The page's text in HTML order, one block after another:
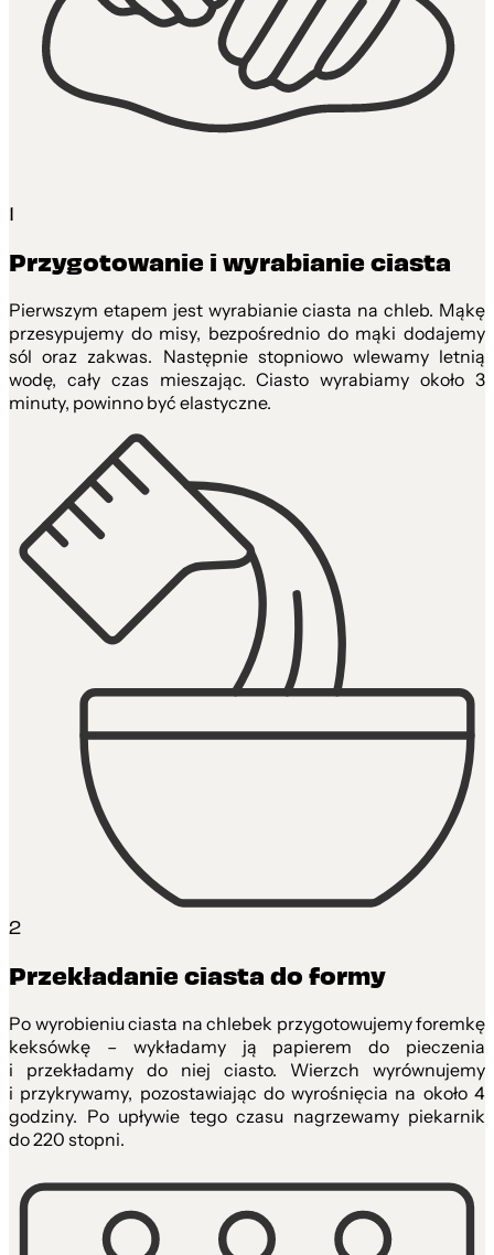
1
Przygotowanie i wyrabianie ciasta
Pierwszym etapem jest wyrabianie ciasta na chleb. Mąkę
przesypujemy do misy, bezpośrednio do mąki dodajemy
sól oraz zakwas. Następnie stopniowo wlewamy letnią
wodę, cały czas mieszając. Ciasto wyrabiamy około 3
minuty, powinno być elastyczne.
2
Przekładanie ciasta do formy
Po wyrobieniu ciasta na chlebek przygotowujemy foremkę
keksówkę – wykładamy ją papierem do pieczenia
i przekładamy do niej ciasto. Wierzch wyrównujemy
i przykrywamy, pozostawiając do wyrośnięcia na około 4
godziny. Po upływie tego czasu nagrzewamy piekarnik
do 220 stopni.